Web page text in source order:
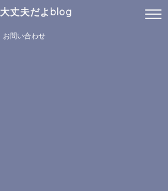
大丈夫だよblog
お問い合わせ